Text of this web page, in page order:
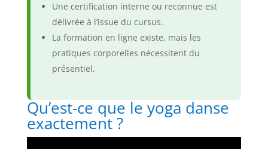
Une certification interne ou reconnue est
délivrée à l’issue du cursus.
La formation en ligne existe, mais les
pratiques corporelles nécessitent du
présentiel.
Qu’est-ce que le yoga danse
exactement ?